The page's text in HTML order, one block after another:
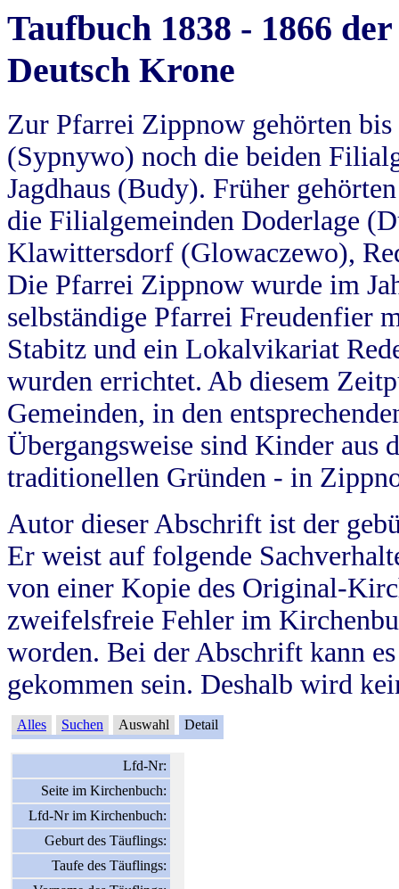
Taufbuch 1838 - 1866
Deutsch Krone
Zur Pfarrei Zippnow gehörten
(Sypnywo) noch die beiden
Jagdhaus (Budy). Früher
die Filialgemeinden Doderlage
Klawittersdorf (Glowaczewo),
Die Pfarrei Zippnow wurde im
selbständige Pfarrei Freudenfier
Stabitz und ein Lokalvikariat
wurden errichtet. Ab diesem
Gemeinden, in den
Übergangsweise sind Kinder aus
traditionellen Gründen - in
Autor dieser Abschrift ist der
Er weist auf folgende
von einer Kopie des Original-
zweifelsfreie Fehler im
worden. Bei der Abschrift kann
gekommen sein. Deshalb wird
Alles Suchen Auswahl Detail
Lfd-Nr:
Seite im Kirchenbuch:
Lfd-Nr im Kirchenbuch:
Geburt des Täuflings:
Taufe des Täuflings: